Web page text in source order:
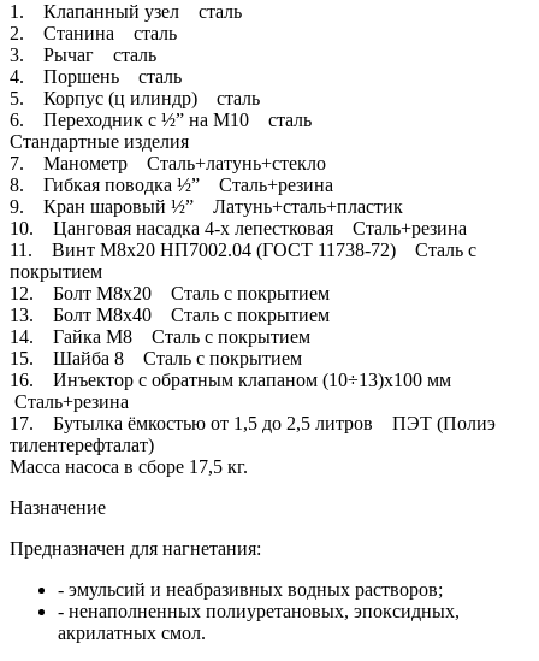
1. Клапанный узел сталь
2. Станина сталь
3. Рычаг сталь
4. Поршень сталь
5. Корпус (ц илиндр) сталь
6. Переходник с ½” на М10 сталь
Стандартные изделия
7. Манометр Сталь+латунь+стекло
8. Гибкая поводка ½” Сталь+резина
9. Кран шаровый ½” Латунь+сталь+пластик
10. Цанговая насадка 4-х лепестковая Сталь+резина
11. Винт М8х20 НП7002.04 (ГОСТ 11738-72) Сталь с
покрытием
12. Болт М8х20 Сталь с покрытием
13. Болт М8х40 Сталь с покрытием
14. Гайка М8 Сталь с покрытием
15. Шайба 8 Сталь с покрытием
16. Инъектор с обратным клапаном (10÷13)х100 мм
Сталь+резина
17. Бутылка ёмкостью от 1,5 до 2,5 литров ПЭТ (Полиэ
тилентерефталат)
Масса насоса в сборе 17,5 кг.
Назначение
Предназначен для нагнетания:
- эмульсий и неабразивных водных растворов;
- ненаполненных полиуретановых, эпоксидных,
акрилатных смол.